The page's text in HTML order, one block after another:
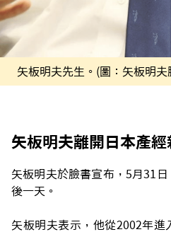
矢板明夫先生。(圖：矢板明夫
矢板明夫離開日本產經
矢板明夫於臉書宣布，5月31
後一天。
矢板明夫表示，他從2002年進